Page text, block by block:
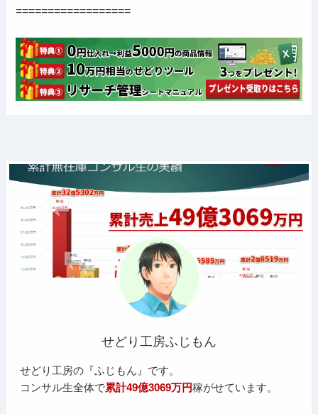
==================
せどり工房ふじもん
せどり工房の『ふじもん』です。
コンサル生全体で累計49億3069万円稼がせています。